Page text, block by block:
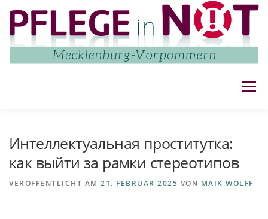
Inhalt
springen
Menü
Интеллектуальная проститутка:
как выйти за рамки стереотипов
VERÖFFENTLICHT AM 21. FEBRUAR 2025 VON MAIK WOLFF